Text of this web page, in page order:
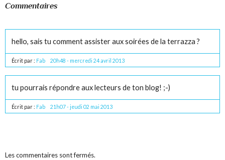
Commentaires
hello, sais tu comment assister aux soirées de la terrazza ?
Écrit par : Fab 20h48 - mercredi 24 avril 2013
tu pourrais répondre aux lecteurs de ton blog! ;-)
Écrit par : Fab 21h07-jeudi 02 mai 2013
Les commentaires sont fermés.